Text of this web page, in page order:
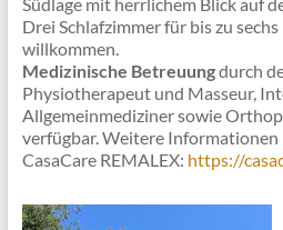
Drei Schlafzimmer für bis zu
willkommen.
Medizinische Betreuungdurch
Physiotherapeut und Masseur,
Allgemeinmediziner sowie
verfügbar. Weitere
CasaCare REMALEX: https://